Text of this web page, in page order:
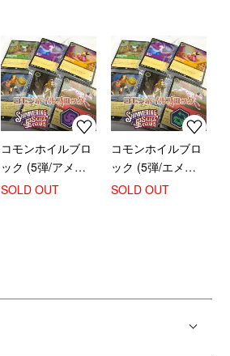
コモンホイルブロ
ック (5弾/アメジ
スト)
SOLD OUT
コモンホイルブロ
ック (5弾/エメラ
ルド)
SOLD OUT